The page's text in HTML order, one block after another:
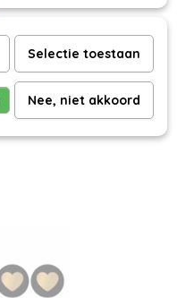
Selectie toestaan
Nee, niet akkoord